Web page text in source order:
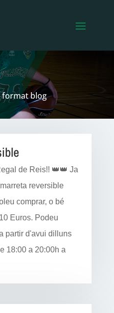
format blog
de Reis!! 👑👑 Ja
reversible
comprar, o bé
Euros. Podeu
partir d'avui dilluns
18:00 a 20:00h a